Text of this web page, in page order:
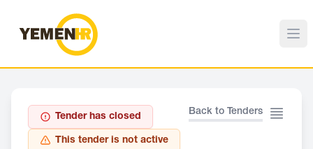
Back to Tenders
Tender has closed
This tender is not active